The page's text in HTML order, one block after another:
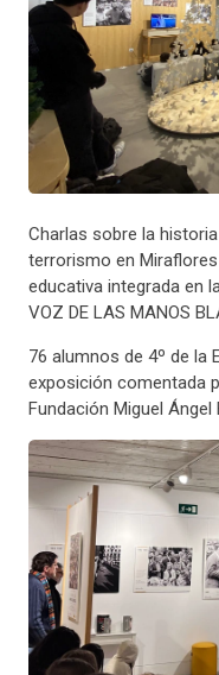
Charlas sobre la
terrorismo en
educativa integrada en
VOZ DE LAS MANOS
76 alumnos de 4º de la
exposición comentada
Fundación Miguel Ángel